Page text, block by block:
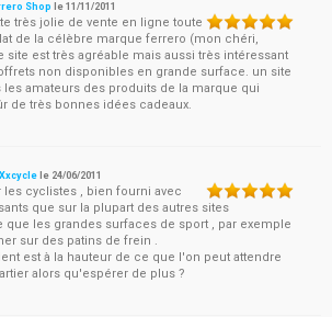
Shop le11/11/2011
très jolie de vente en ligne toute
de la célèbre marque ferrero (mon chéri,
site est très agréable mais aussi très intéressant
non disponibles en grande surface. un site
les amateurs des produits de la marque qui
de très bonnes idées cadeaux.
le 24/06/2011
les cyclistes , bien fourni avec
que sur la plupart des autres sites
que les grandes surfaces de sport , par exemple
sur des patins de frein .
est à la hauteur de ce que l'on peut attendre
alors qu'espérer de plus ?